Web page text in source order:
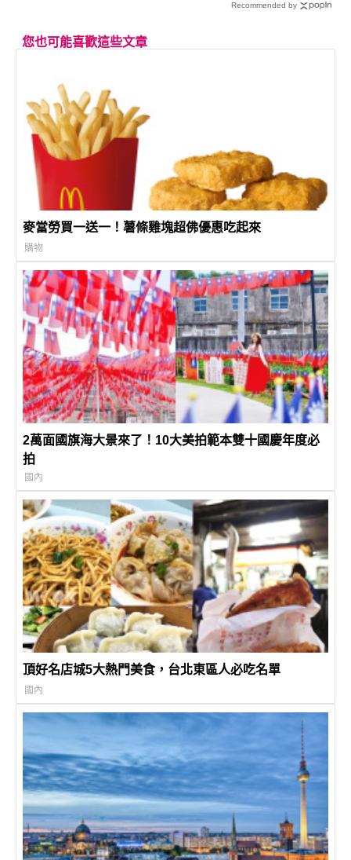
Recommended by
您也可能喜歡這些文章
麥當勞買一送一！薯條雞塊超佛優惠吃起來
購物
2萬面國旗海大景來了！10大美拍範本雙十國慶年度必
拍
國內
頂好名店城5大熱門美食，台北東區人必吃名單
國內